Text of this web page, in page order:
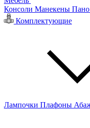
Консоли Манекены Пано
Комплектующие
Лампочки Плафоны